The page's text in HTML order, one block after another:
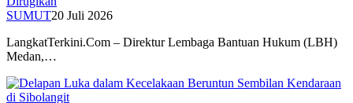
SUMUT20 Juli 2026
LangkatTerkini.Com – Direktur Lembaga Bantuan Hukum (LBH)
Medan,…